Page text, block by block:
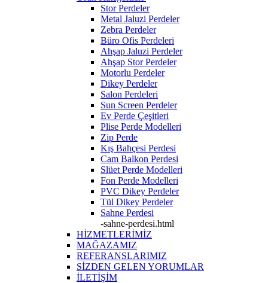
Stor Perdeler
Metal Jaluzi Perdeler
Zebra Perdeler
Büro Ofis Perdeleri
Ahşap Jaluzi Perdeler
Ahşap Stor Perdeler
Motorlu Perdeler
Dikey Perdeler
Salon Perdeleri
Sun Screen Perdeler
Ev Perde Çeşitleri
Plise Perde Modelleri
Zip Perde
Kış Bahçesi Perdesi
Cam Balkon Perdesi
Slüet Perde Modelleri
Fon Perde Modelleri
PVC Dikey Perdeler
Tül Dikey Perdeler
Sahne Perdesi
-sahne-perdesi.html
HİZMETLERİMİZ
MAĞAZAMIZ
REFERANSLARIMIZ
SİZDEN GELEN YORUMLAR
İLETİŞİM